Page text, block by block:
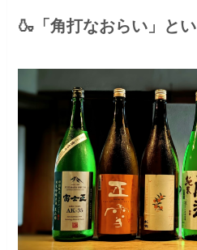
🍶「角打なおらい」と